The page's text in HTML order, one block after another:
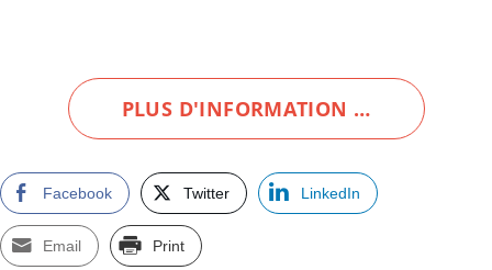
PLUS D'INFORMATION …
Facebook Twitter LinkedIn
Email Print